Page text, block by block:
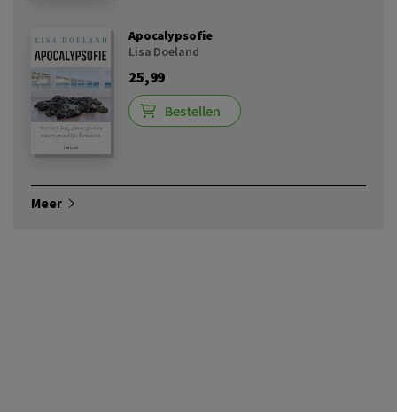
Apocalypsofie
Lisa Doeland
25,99
Bestellen
Meer